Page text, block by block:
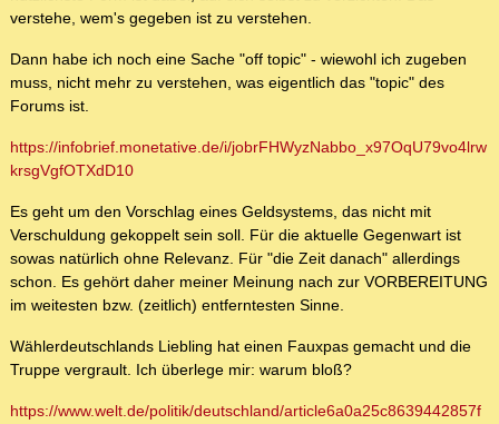
verstehe, wem's gegeben ist zu verstehen.
Dann habe ich noch eine Sache "off topic" - wiewohl ich zugeben
muss, nicht mehr zu verstehen, was eigentlich das "topic" des
Forums ist.
https://infobrief.monetative.de/i/jobrFHWyzNabbo_x97OqU79vo4lrw
krsgVgfOTXdD10
Es geht um den Vorschlag eines Geldsystems, das nicht mit
Verschuldung gekoppelt sein soll. Für die aktuelle Gegenwart ist
sowas natürlich ohne Relevanz. Für "die Zeit danach" allerdings
schon. Es gehört daher meiner Meinung nach zur VORBEREITUNG
im weitesten bzw. (zeitlich) entferntesten Sinne.
Wählerdeutschlands Liebling hat einen Fauxpas gemacht und die
Truppe vergrault. Ich überlege mir: warum bloß?
https://www.welt.de/politik/deutschland/article6a0a25c8639442857f